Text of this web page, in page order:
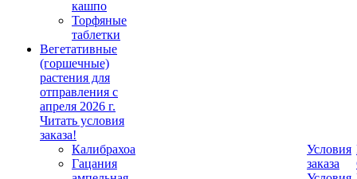
кашпо
Торфяные
таблетки
Вегетативные
(горшечные)
растения для
отправления с
апреля 2026 г.
Читать условия
заказа!
Калибрахоа
Гацания
Условия
заказа